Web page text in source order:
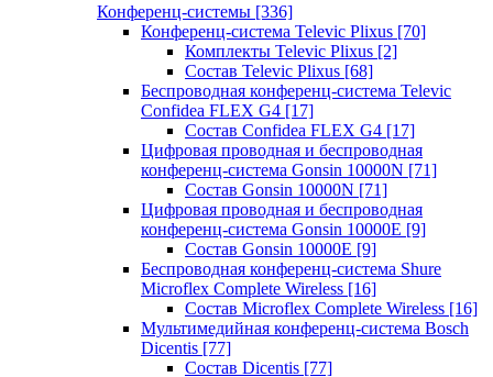
Конференц-системы [336]
Конференц-система Televic Plixus [70]
Комплекты Televic Plixus [2]
Состав Televic Plixus [68]
Беспроводная конференц-система Televic
Confidea FLEX G4 [17]
Состав Confidea FLEX G4 [17]
Цифровая проводная и беспроводная
конференц-система Gonsin 10000N [71]
Состав Gonsin 10000N [71]
Цифровая проводная и беспроводная
конференц-система Gonsin 10000E [9]
Состав Gonsin 10000E [9]
Беспроводная конференц-система Shure
Microflex Complete Wireless [16]
Состав Microflex Complete Wireless [16]
Мультимедийная конференц-система Bosch
Dicentis [77]
Состав Dicentis [77]